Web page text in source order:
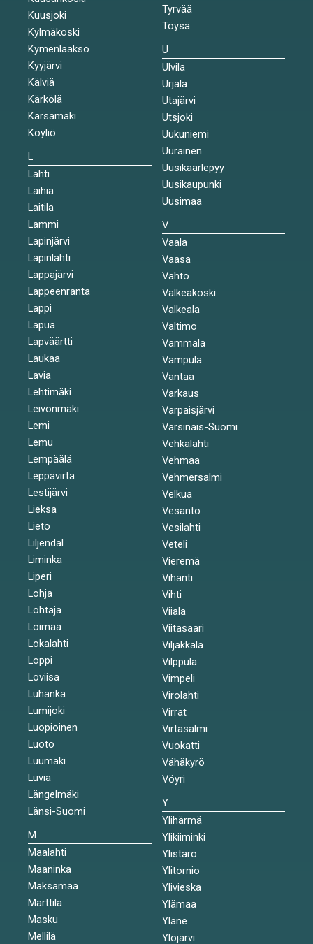
Kuusjoki
Kylmäkoski
Kymenlaakso
Kyyjärvi
Kälviä
Kärkölä
Kärsämäki
Köyliö
L
Lahti
Laihia
Laitila
Lammi
Lapinjärvi
Lapinlahti
Lappajärvi
Lappeenranta
Lappi
Lapua
Lapväärtti
Laukaa
Lavia
Lehtimäki
Leivonmäki
Lemi
Lemu
Lempäälä
Leppävirta
Lestijärvi
Lieksa
Lieto
Liljendal
Liminka
Liperi
Lohja
Lohtaja
Loimaa
Lokalahti
Loppi
Loviisa
Luhanka
Lumijoki
Luopioinen
Luoto
Luumäki
Luvia
Längelmäki
Länsi-Suomi
M
Maalahti
Maaninka
Maksamaa
Marttila
Masku
Mellilä
Tyrvää
Töysä
U
Ulvila
Urjala
Utajärvi
Utsjoki
Uukuniemi
Uurainen
Uusikaarlepyy
Uusikaupunki
Uusimaa
V
Vaala
Vaasa
Vahto
Valkeakoski
Valkeala
Valtimo
Vammala
Vampula
Vantaa
Varkaus
Varpaisjärvi
Varsinais-Suomi
Vehkalahti
Vehmaa
Vehmersalmi
Velkua
Vesanto
Vesilahti
Veteli
Vieremä
Vihanti
Vihti
Viiala
Viitasaari
Viljakkala
Vilppula
Vimpeli
Virolahti
Virrat
Virtasalmi
Vuokatti
Vähäkyrö
Vöyri
Y
Ylihärmä
Ylikiiminki
Ylistaro
Ylitornio
Ylivieska
Ylämaa
Yläne
Ylöjärvi